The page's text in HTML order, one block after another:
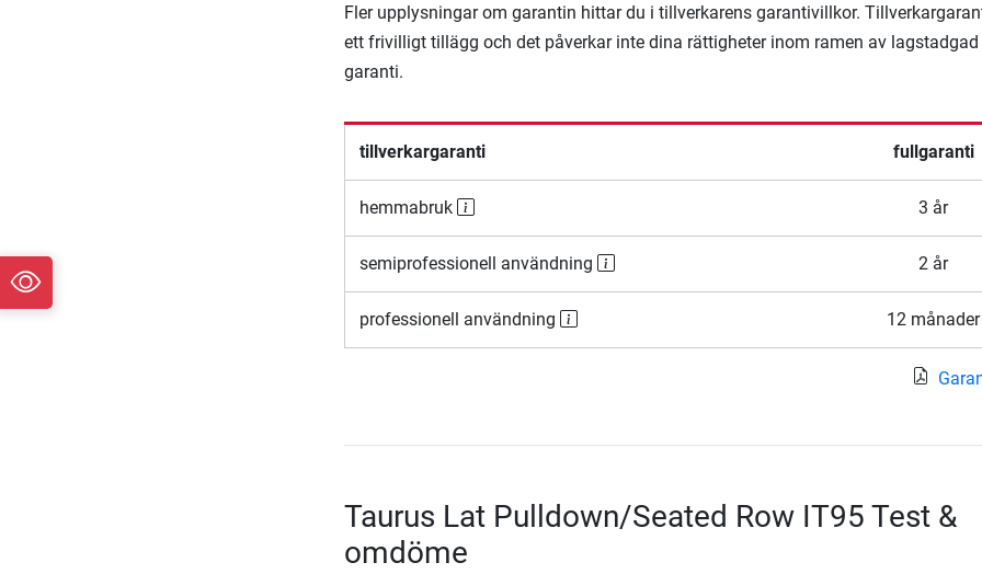
Fler upplysningar om garantin hittar du i tillverkarens garantivillkor.
ett frivilligt tillägg och det påverkar inte dina rättigheter inom ramen av lagstadgad
garanti.
tillverkargaranti fullgaranti
hemmabruk 3 år
semiprofessionell användning 2 år
professionell användning 12 månader
Taurus Lat Pulldown/Seated Row IT95 Test &
omdöme